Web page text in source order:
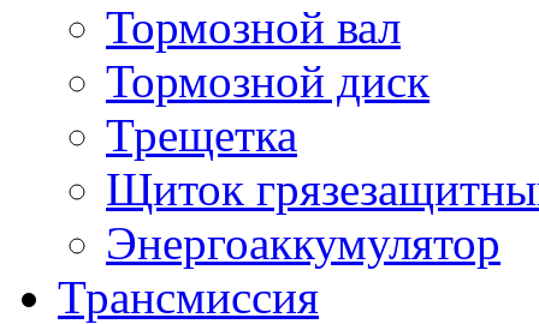
Тормозной вал
Тормозной диск
Трещетка
Щиток
Энергоаккумулятор
Трансмиссия